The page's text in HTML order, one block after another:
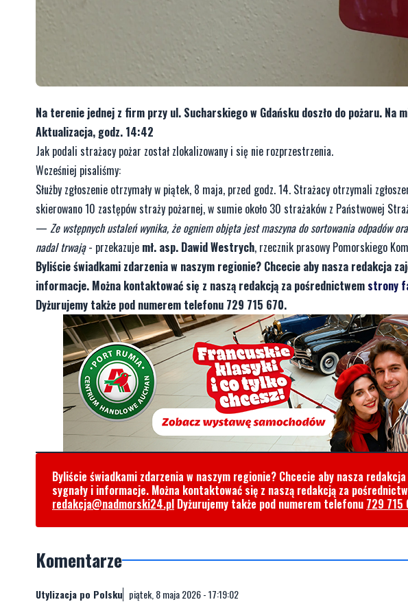
Na terenie jednej z firm przy ul. Sucharskiego w Gdańsku doszło do pożaru. Na
Aktualizacja, godz. 14:42
Jak podali strażacy pożar został zlokalizowany i się nie rozprzestrzenia.
Wcześniej pisaliśmy:
Służby zgłoszenie otrzymały w piątek, 8 maja, przed godz. 14. Strażacy otrzymali
skierowano 10 zastępów straży pożarnej, w sumie około 30 strażaków z Państwowej
— Ze wstępnych ustaleń wynika, że ogniem objęta jest maszyna do sortowania odpadów
nadal trwają- przekazuje mł. asp. Dawid Westrych, rzecznik prasowy Pomorskiego
Byliście świadkami zdarzenia w naszym regionie? Chcecie aby nasza redakcja
informacje. Można kontaktować się z naszą redakcją za pośrednictwem strony
Dyżurujemy także pod numerem telefonu 729 715 670.
Byliście świadkami zdarzenia w naszym regionie? Chcecie aby nasza
sygnały i informacje. Można kontaktować się z naszą redakcją za
redakcja@nadmorski24.pl Dyżurujemy także pod numerem telefonu 729 715
Komentarze
Utylizacja po Polsku piątek, 8 maja 2026 - 17:19:02